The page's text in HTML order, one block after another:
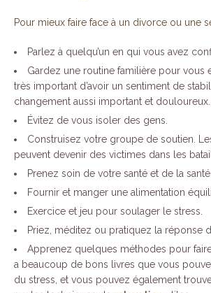
Pour mieux faire face à un divorce ou une
Parlez à quelqu’un en qui vous avez
Gardez une routine familière pour vous
très important d’avoir un sentiment de
changement aussi important et douloureux.
Évitez de vous isoler des gens.
Construisez votre groupe de soutien.
peuvent devenir des victimes dans les
Prenez soin de votre santé et de la
Fournir et manger une alimentation
Exercice et jeu pour soulager le stress.
Priez, méditez ou pratiquez la réponse
Apprenez quelques méthodes pour
a beaucoup de bons livres que vous
du stress, et vous pouvez également